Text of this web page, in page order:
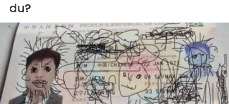
du?